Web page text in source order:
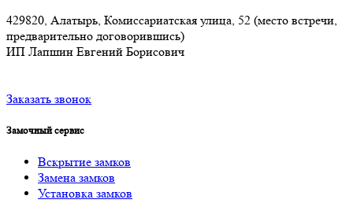
429820, Алатырь, Комиссариатская улица, 52 (место встречи,
предварительно договорившись)
ИП Лапшин Евгений Борисович
Заказать звонок
Замочный сервис
Вскрытие замков
Замена замков
Установка замков